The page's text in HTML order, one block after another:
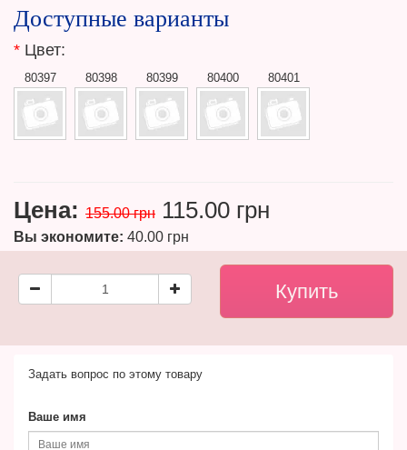
Доступные варианты
* Цвет:
80397 80398 80399 80400 80401
Цена: 155.00 грн 115.00 грн
Вы экономите: 40.00 грн
Задать вопрос по этому товару
Ваше имя